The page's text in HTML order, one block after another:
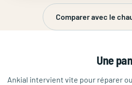
Comparer avec le
Une
Ankial intervient vite pour réparer